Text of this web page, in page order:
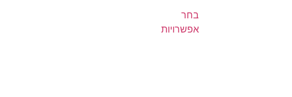
בחר
אפשרויות